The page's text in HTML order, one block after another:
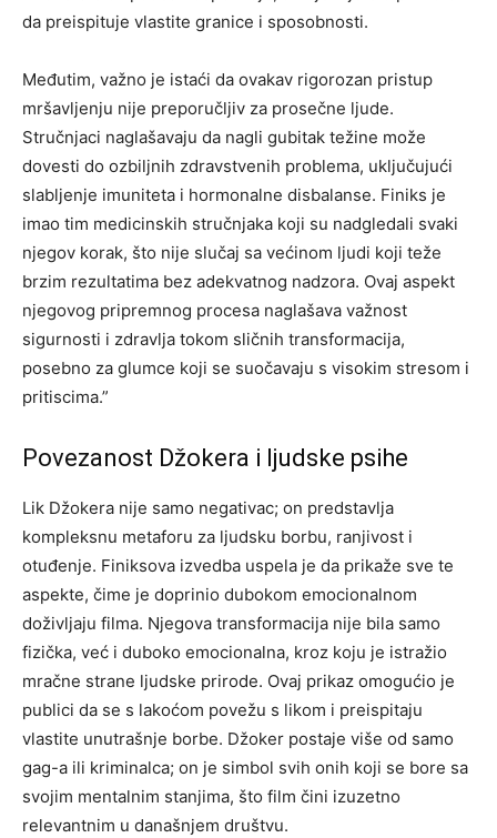
da preispituje vlastite granice i sposobnosti.
Međutim, važno je istaći da ovakav rigorozan pristup
mršavljenju nije preporučljiv za prosečne ljude.
Stručnjaci naglašavaju da nagli gubitak težine može
dovesti do ozbiljnih zdravstvenih problema, uključujući
slabljenje imuniteta i hormonalne disbalanse. Finiks je
imao tim medicinskih stručnjaka koji su nadgledali svaki
njegov korak, što nije slučaj sa većinom ljudi koji teže
brzim rezultatima bez adekvatnog nadzora. Ovaj aspekt
njegovog pripremnog procesa naglašava važnost
sigurnosti i zdravlja tokom sličnih transformacija,
posebno za glumce koji se suočavaju s visokim stresom i
pritiscima.”
Povezanost Džokera i ljudske psihe
Lik Džokera nije samo negativac; on predstavlja
kompleksnu metaforu za ljudsku borbu, ranjivost i
otuđenje. Finiksova izvedba uspela je da prikaže sve te
aspekte, čime je doprinio dubokom emocionalnom
doživljaju filma. Njegova transformacija nije bila samo
fizička, već i duboko emocionalna, kroz koju je istražio
mračne strane ljudske prirode. Ovaj prikaz omogućio je
publici da se s lakoćom povežu s likom i preispitaju
vlastite unutrašnje borbe. Džoker postaje više od samo
gag-a ili kriminalca; on je simbol svih onih koji se bore sa
svojim mentalnim stanjima, što film čini izuzetno
relevantnim u današnjem društvu.